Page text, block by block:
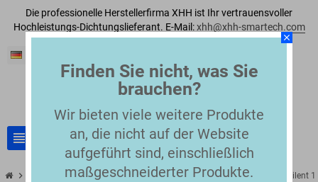
Die professionelle Herstellerfirma XHH ist Ihr vertrauensvoller
Hochleistungs-Dichtungslieferant. E-Mail: xhh@xhh-smartech.com
view_headline
chevron_right Kompatible HPLC-Dichtungenchevron_right Kompatible Kolbendichtung für Agilent
close
Finden Sie nicht, was Sie
brauchen?
Wir bieten viele weitere Produkte
an, die nicht auf der Website
aufgeführt sind, einschließlich
maßgeschneiderter Produkte.